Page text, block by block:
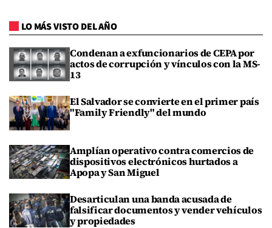
LO MÁS VISTO DEL AÑO
Condenan a exfuncionarios de CEPA por
actos de corrupción y vínculos con la MS-
13
El Salvador se convierte en el primer país
"Family Friendly" del mundo
Amplían operativo contra comercios de
dispositivos electrónicos hurtados a
Apopa y San Miguel
Desarticulan una banda acusada de
falsificar documentos y vender vehículos
y propiedades